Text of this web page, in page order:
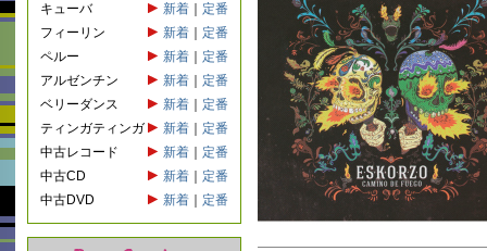
キューバ 新着
定番
フィーリン
新着
定番
ペルー
新着
定番
アルゼンチン
新着
定番
ベリーダンス
新着
定番
ティンガティンガ
新着
定番
中古レコード
新着
定番
中古CD
新着
定番
中古DVD
新着 定番